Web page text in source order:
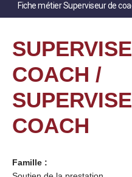
contenu
principal
Fiche métier Superviseur de
COACH /
COACH
Famille :